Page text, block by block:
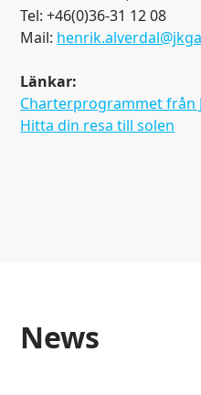
Tel: +46(0)36-31 12 08
Mail:
Länkar:
Charterprogrammet från
Hitta din resa till solen
news